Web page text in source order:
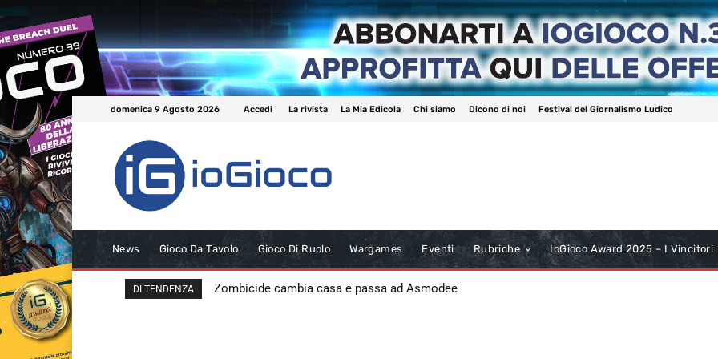
domenica 9 Agosto 2026 Accedi La rivista La Mia Edicola Chi siamo Dicono di noi Festival del Giornalismo Ludico
News Gioco Da Tavolo Gioco Di Ruolo Wargames Eventi Rubriche IoGioco Award 2025 – I Vincitori
DI TENDENZA Zombicide cambia casa e passa ad Asmodee